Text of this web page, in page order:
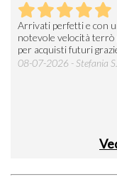
Arrivati perfetti e con
notevole velocità terrò
per acquisti futuri
08-07-2026 - Stefania S.